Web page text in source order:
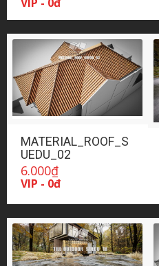
VIP - 0đ
MATERIAL_ROOF_S
UEDU_02
6.000₫
VIP - 0đ